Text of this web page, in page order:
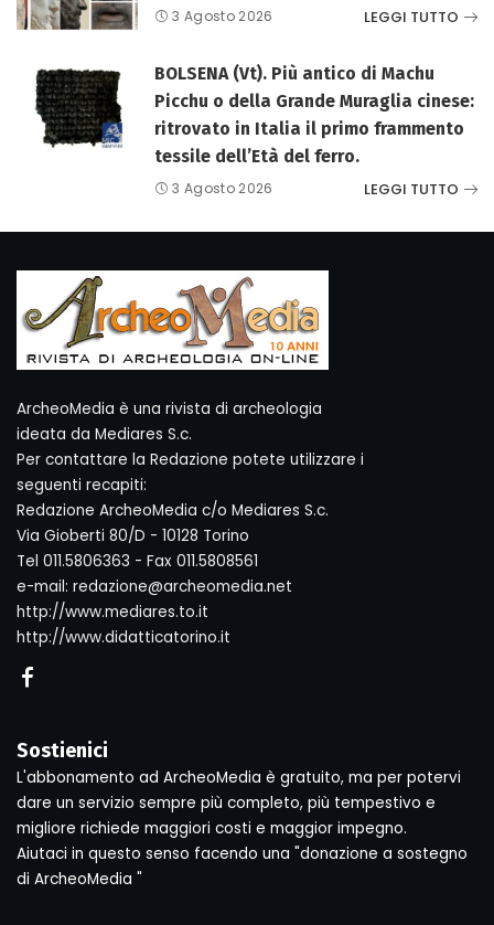
3 Agosto 2026 LEGGI TUTTO
BOLSENA (Vt). Più antico di Machu
Picchu o della Grande Muraglia cinese:
ritrovato in Italia il primo frammento
tessile dell’Età del ferro.
3 Agosto 2026 LEGGI TUTTO
ArcheoMedia è una rivista di archeologia
ideata da Mediares S.c.
Per contattare la Redazione potete utilizzare i
seguenti recapiti:
Redazione ArcheoMedia c/o Mediares S.c.
Via Gioberti 80/D - 10128 Torino
Tel 011.5806363 - Fax 011.5808561
e-mail: redazione@archeomedia.net
http://www.mediares.to.it
http://www.didatticatorino.it
Sostienici
L'abbonamento ad ArcheoMedia è gratuito, ma per potervi
dare un servizio sempre più completo, più tempestivo e
migliore richiede maggiori costi e maggior impegno.
Aiutaci in questo senso facendo una "donazione a sostegno
di ArcheoMedia "